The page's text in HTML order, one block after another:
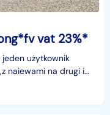
vat 23%*
użytkownik
Z OP